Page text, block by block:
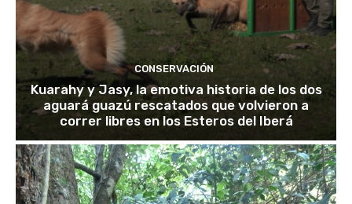
CONSERVACIÓN
Kuarahy y Jasy, la emotiva historia de los dos
aguará guazú rescatados que volvieron a
correr libres en los Esteros del Iberá